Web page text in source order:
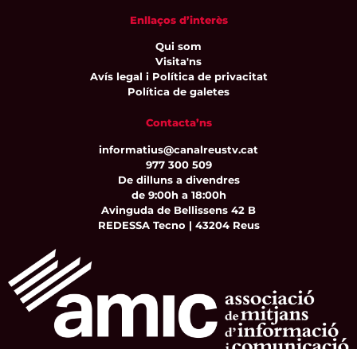
Enllaços d’interès
Qui som
Visita'ns
Avís legal i Política de privacitat
Política de galetes
Contacta’ns
informatius@canalreustv.cat
977 300 509
De dilluns a divendres
de 9:00h a 18:00h
Avinguda de Bellissens 42 B
REDESSA Tecno | 43204 Reus